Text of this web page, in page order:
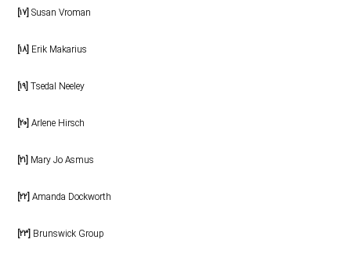
[۱۷] Susan Vroman
[۱۸] Erik Makarius
[۱۹] Tsedal Neeley
[۲۰] Arlene Hirsch
[۲۱] Mary Jo Asmus
[۲۲] Amanda Dockworth
[۲۳] Brunswick Group